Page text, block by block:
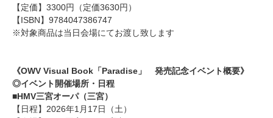
【定価】3300円（定価3630円）
【ISBN】9784047386747
※対象商品は当日会場にてお渡し致します
《OWV Visual Book「Paradise」 発売記念イベント概要》
◎イベント開催場所・日程
■HMV三宮オーパ（三宮）
【日程】2026年1月17日（土）